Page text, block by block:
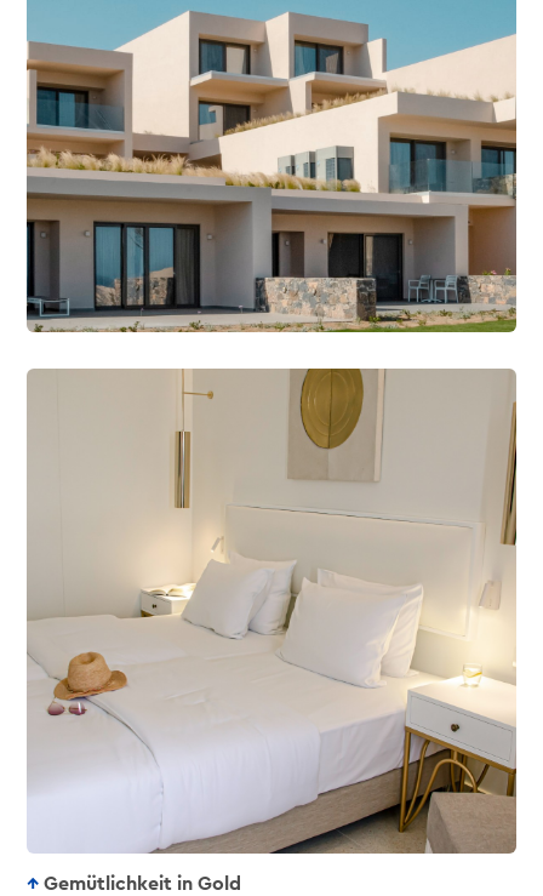
Gemütlichkeit in Gold